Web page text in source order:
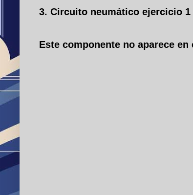
3. Circuito neumático ejercicio 1
Este componente no aparece